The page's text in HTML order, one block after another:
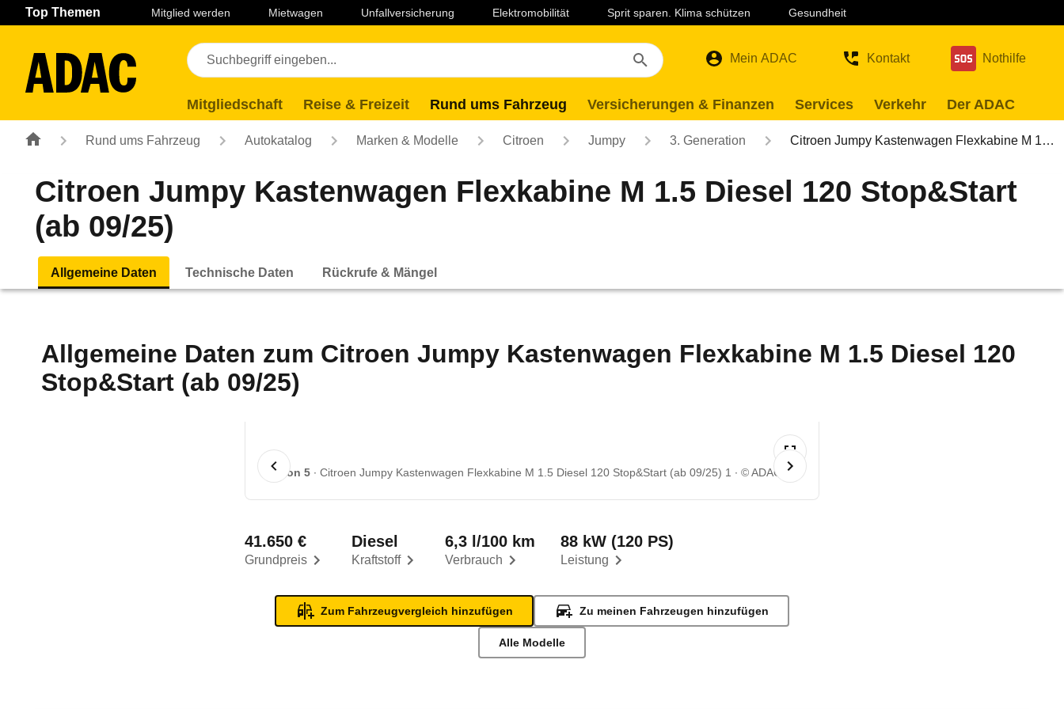
Navigation Seiteninhalt Fußzeile
Top Themen Mitglied werden Mietwagen Unfallversicherung Elektromobilität Sprit sparen. Klima schützen Gesundheit
Mein ADAC Kontakt Nothilfe
Mitgliedschaft Reise & Freizeit Rund ums Fahrzeug Versicherungen & Finanzen Services Verkehr Der ADAC
Rund ums Fahrzeug Autokatalog Marken & Modelle Citroen Jumpy 3. Generation Citroen Jumpy Kastenwagen Flexkabine M 1…
Citroen Jumpy Kastenwagen Flexkabine M 1.5 Diesel 120 Stop&Start
(ab 09/25)
Allgemeine Daten Technische Daten Rückrufe & Mängel
Allgemeine Daten zum Citroen Jumpy Kastenwagen Flexkabine M 1.5 Diesel 120
Stop&Start (ab 09/25)
1 von 5 Citroen Jumpy Kastenwagen Flexkabine M 1.5 Diesel 120 Stop&Start (ab 09/25) 1 © ADAC
Grundpreis
41.650 €
Kraftstoff
Diesel
Verbrauch
6,3 l/100 km
Leistung
88 kW (120 PS)
Zum Fahrzeugvergleich hinzufügen Zu meinen Fahrzeugen hinzufügen
Alle Modelle